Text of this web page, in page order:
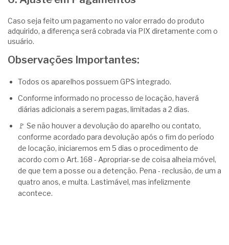
Caso seja feito um pagamento no valor errado do produto
adquirido, a diferença será cobrada via PIX diretamente com o
usuário.
Observações Importantes:
Todos os aparelhos possuem GPS integrado.
Conforme informado no processo de locação, haverá
diárias adicionais a serem pagas, limitadas a 2 dias.
🚩 Se não houver a devolução do aparelho ou contato,
conforme acordado para devolução após o fim do período
de locação, iniciaremos em 5 dias o procedimento de
acordo com o Art. 168 - Apropriar-se de coisa alheia móvel,
de que tem a posse ou a detenção. Pena - reclusão, de um a
quatro anos, e multa. Lastimável, mas infelizmente
acontece.